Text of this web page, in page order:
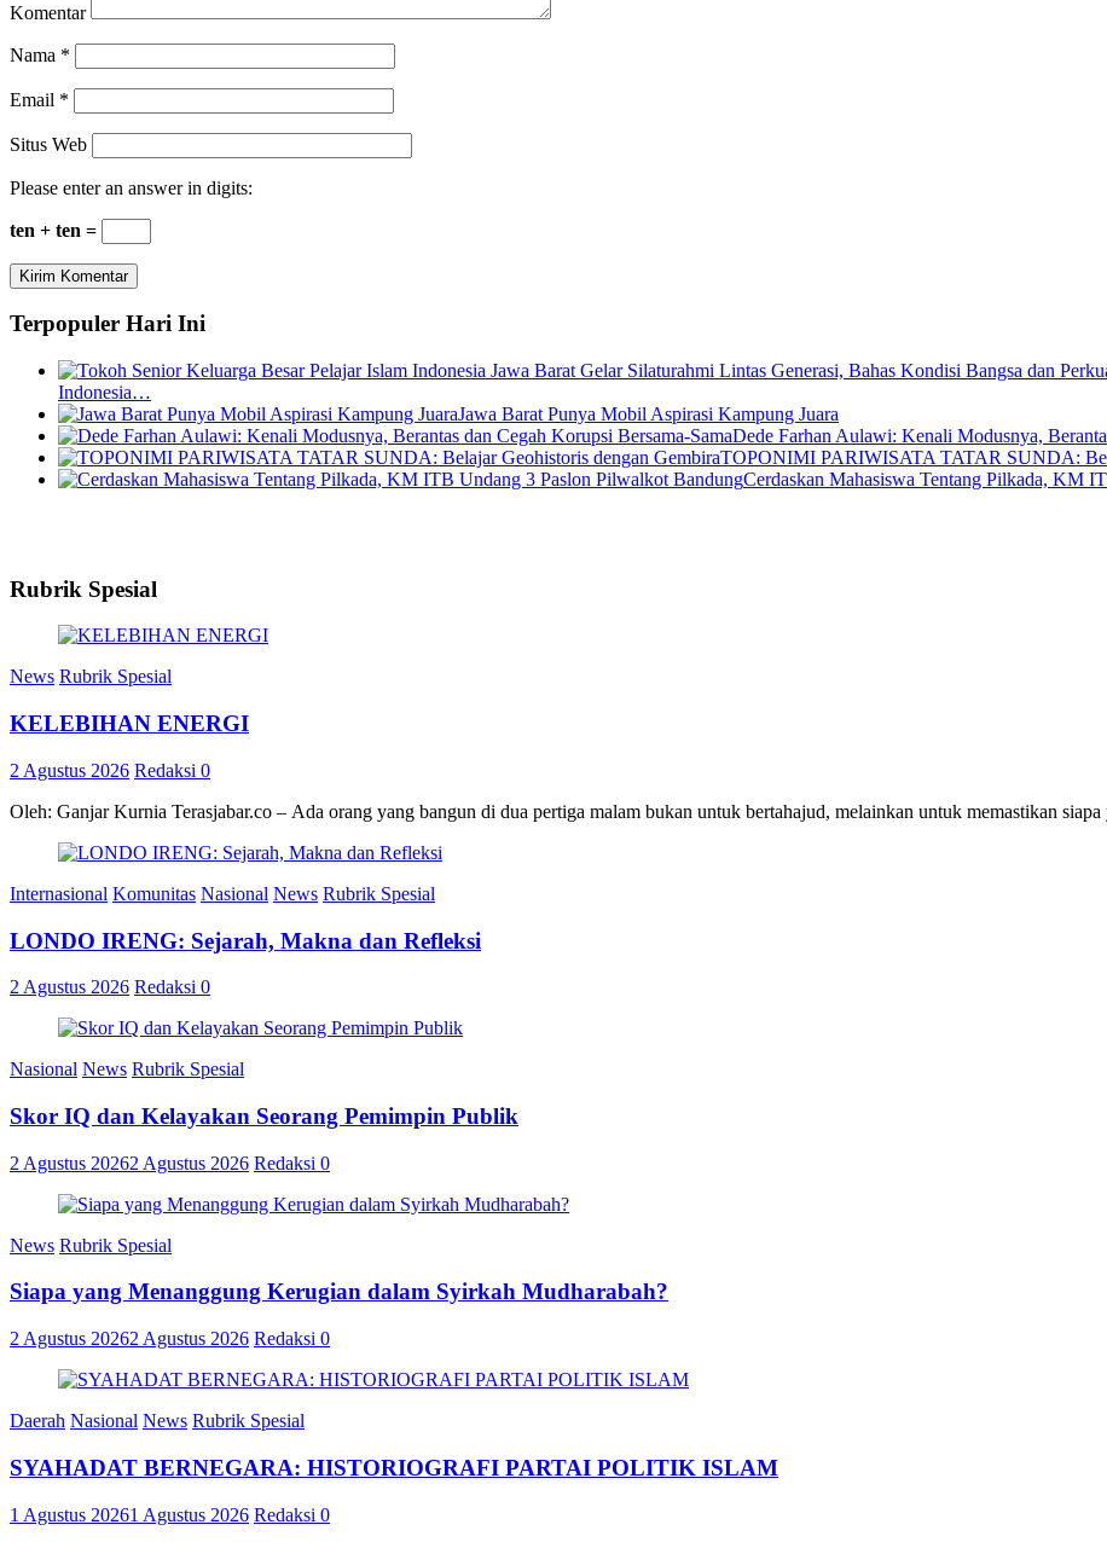
Komentar
Nama *
Email *
Situs Web
Please enter an answer in digits:
ten + ten =
Terpopuler Hari Ini
Indonesia…
Jawa Barat Punya Mobil Aspirasi Kampung Juara
Dede Farhan Aulawi: Kenali Modusnya,
TOPONIMI PARIWISATA TATAR SUNDA:
Cerdaskan Mahasiswa Tentang Pilkada, KM
Rubrik Spesial
News Rubrik Spesial
KELEBIHAN ENERGI
2 Agustus 2026 Redaksi 0
Oleh: Ganjar Kurnia Terasjabar.co – Ada orang yang bangun di dua pertiga malam bukan untuk bertahajud, melainkan untuk memastikan siapa
Internasional Komunitas Nasional News Rubrik Spesial
LONDO IRENG: Sejarah, Makna dan Refleksi
2 Agustus 2026 Redaksi 0
Nasional News Rubrik Spesial
Skor IQ dan Kelayakan Seorang Pemimpin Publik
2 Agustus 20262 Agustus 2026 Redaksi 0
News Rubrik Spesial
Siapa yang Menanggung Kerugian dalam Syirkah Mudharabah?
2 Agustus 20262 Agustus 2026 Redaksi 0
Daerah Nasional News Rubrik Spesial
SYAHADAT BERNEGARA: HISTORIOGRAFI PARTAI POLITIK ISLAM
1 Agustus 20261 Agustus 2026 Redaksi 0